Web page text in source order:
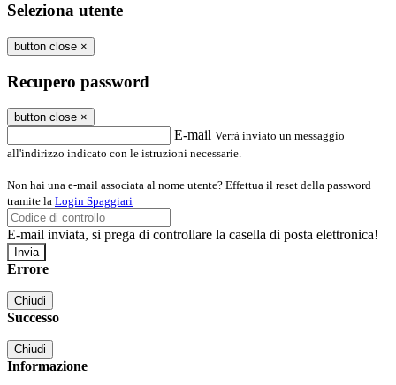
Seleziona utente
button close ×
Recupero password
button close ×
E-mail Verrà inviato un messaggio
all'indirizzo indicato con le istruzioni necessarie.
Non hai una e-mail associata al nome utente? Effettua il reset della password
tramite la Login Spaggiari
E-mail inviata, si prega di controllare la casella di posta elettronica!
Errore
Chiudi
Successo
Chiudi
Informazione